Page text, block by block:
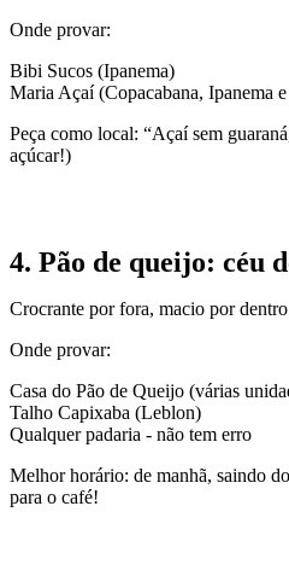
Onde provar:
Bibi Sucos (Ipanema)
Maria Açaí (Copacabana, Ipanema
Peça como local: “Açaí sem
açúcar!)
4. Pão de queijo: céu
Crocrante por fora, macio por
Onde provar:
Casa do Pão de Queijo (várias
Talho Capixaba (Leblon)
Qualquer padaria - não tem erro
Melhor horário: de manhã, saindo
para o café!